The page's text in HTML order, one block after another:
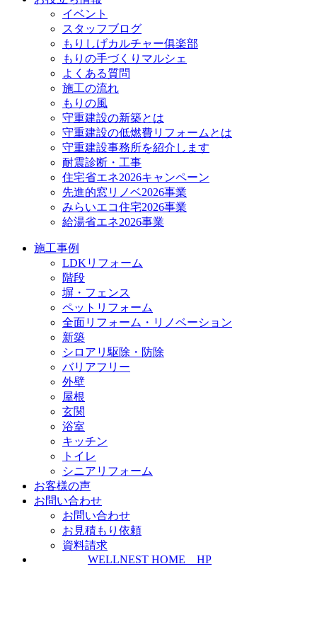
イベント
スタッフブログ
もりしげカルチャー俱楽部
もりの手づくりマルシェ
よくある質問
施工の流れ
もりの風
守重建設の新築とは
守重建設の低燃費リフォームとは
守重建設事務所を紹介します
耐震診断・工事
住宅省エネ2026キャンペーン
先進的窓リノベ2026事業
みらいエコ住宅2026事業
給湯省エネ2026事業
施工事例
LDKリフォーム
階段
塀・フェンス
ペットリフォーム
全面リフォーム・リノベーション
新築
シロアリ駆除・防除
バリアフリー
外壁
屋根
玄関
浴室
キッチン
トイレ
シニアリフォーム
お客様の声
お問い合わせ
お問い合わせ
お見積もり依頼
資料請求
WELLNEST HOME HP